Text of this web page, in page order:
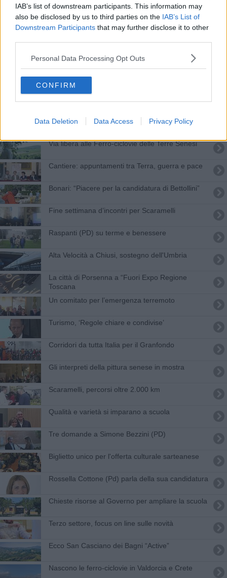
IAB’s list of downstream participants. This information may
also be disclosed by us to third parties on the IAB’s List of
Downstream Participants that may further disclose it to other
Personal Data Processing Opt Outs
CONFIRM
Data Deletion Data Access Privacy Policy
'Lo gradireste un goccio di Vin Santo?'
“Mps, no agli interventi della politica”
Nel cielo di San Marino le nostre bandiere
Deposito nucleare, secca bocciatura di Cna
Les Patrons Cuisiniers visita Podere Forte
Via libera alle Ferro-ciclovie delle Terre Senesi
Cantiere: appuntamenti tra Terra, guerra e pace
Bonari: “Piacere per la candidatura di Bettollini”
Fine settimana d’incontri per Scaramelli
Raspanti (PD) su terme e benessere
Alta Velocità a Chiusi, sostegno dell'Umbria
La città di Porsenna a “Fuori Expo Regione
Toscana
Un comitato per l’emergenza terremoto
Turismo, ‘Regole chiare e condivise’
Corridori da tutta Italia per il Granfondo
Gli interpreti della pittura senese in mostra
Scaramelli, percorsi oltre 2.000 km
Qualità e varietà si imparano a scuola
Tre domande a Simone Bezzini (PD)
Biglietto unico per l'offerta culturale sarteanese
Rossella Cottone (Pd) parla della sua candidatura
Chieste risorse al Governo per ampliare la scuola
Terzo settore, focus on line sulle novità
Ecco San Casciano dei Bagni “Active”
Nascono le ferro-ciclovie in Valdorcia e Crete